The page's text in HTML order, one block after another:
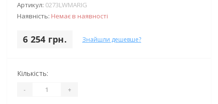
Артикул: 0273LWMARIG
Наявність: Немає в наявності
6 254 грн. Знайшли дешевше?
Кількість:
- +